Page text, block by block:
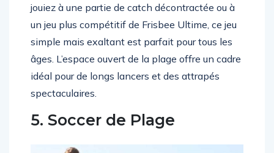
jouiez à une partie de catch décontractée ou à
un jeu plus compétitif de Frisbee Ultime, ce jeu
simple mais exaltant est parfait pour tous les
âges. L’espace ouvert de la plage offre un cadre
idéal pour de longs lancers et des attrapés
spectaculaires.
5. Soccer de Plage